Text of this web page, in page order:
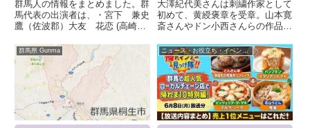
シェアする
Facebook はてブ